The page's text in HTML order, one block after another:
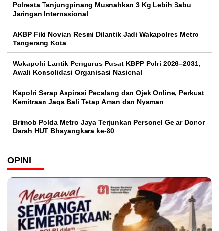
Polresta Tanjungpinang Musnahkan 3 Kg Lebih Sabu
Jaringan Internasional
AKBP Fiki Novian Resmi Dilantik Jadi Wakapolres Metro
Tangerang Kota
Wakapolri Lantik Pengurus Pusat KBPP Polri 2026–2031,
Awali Konsolidasi Organisasi Nasional
Kapolri Serap Aspirasi Pecalang dan Ojek Online, Perkuat
Kemitraan Jaga Bali Tetap Aman dan Nyaman
Brimob Polda Metro Jaya Terjunkan Personel Gelar Donor
Darah HUT Bhayangkara ke-80
OPINI